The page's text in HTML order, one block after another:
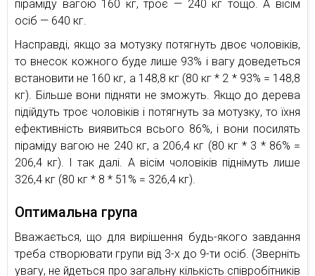
піраміду вагою 160 кг, троє — 240 кг тощо. А вісім
осіб — 640 кг.
Насправді, якщо за мотузку потягнуть двоє чоловіків,
то внесок кожного буде лише 93% і вагу доведеться
встановити не 160 кг, а 148,8 кг (80 кг * 2 * 93% = 148,8
кг). Більше вони підняти не зможуть. Якщо до дерева
підійдуть троє чоловіків і потягнуть за мотузку, то їхня
ефективність виявиться всього 86%, і вони посилять
піраміду вагою не 240 кг, а 206,4 кг (80 кг * 3 * 86% =
206,4 кг). І так далі. А вісім чоловіків піднімуть лише
326,4 кг (80 кг * 8 * 51% = 326,4 кг).
Оптимальна група
Вважається, що для вирішення будь-якого завдання
треба створювати групи від 3-х до 9-ти осіб. (Зверніть
увагу, не йдеться про загальну кількість співробітників